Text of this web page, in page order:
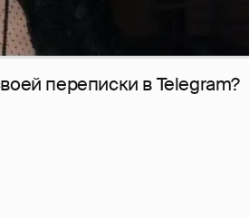
перeписки в Telegram?